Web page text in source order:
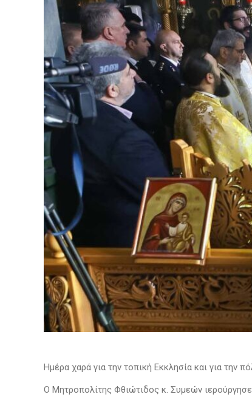
Ημέρα χαρά για την τοπική Εκκλησία και για την
Ο Μητροπολίτης Φθιώτιδος κ. Συμεών